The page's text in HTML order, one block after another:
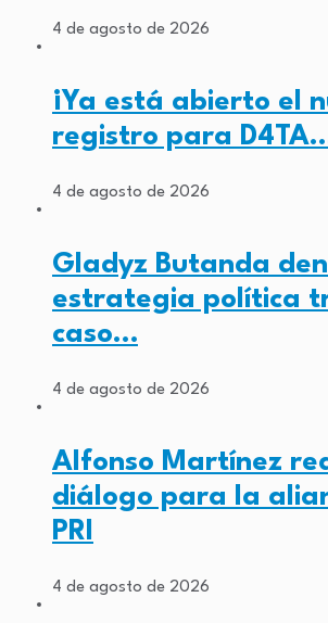
4 de agosto de 2026
¡Ya está abierto el
registro para
4 de agosto de 2026
Gladyz Butanda
estrategia política
caso…
4 de agosto de 2026
Alfonso Martínez
diálogo para la
PRI
4 de agosto de 2026